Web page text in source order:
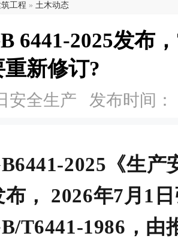
工程 » 土木动态
6441-2025发布
新修订?
安全生产 发布时间：
2025《生产
布， 2026年7月1
T6441-1986，由